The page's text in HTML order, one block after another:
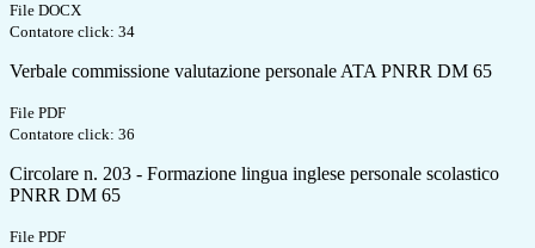
File DOCX
Contatore click: 34
Verbale commissione valutazione personale ATA PNRR DM 65
File PDF
Contatore click: 36
Circolare n. 203 - Formazione lingua inglese personale scolastico
PNRR DM 65
File PDF